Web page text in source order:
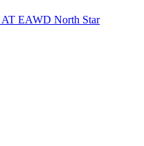
EAWD North Star